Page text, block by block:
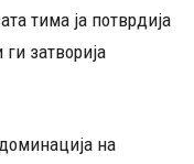
тима ја потврдија
затворија
на